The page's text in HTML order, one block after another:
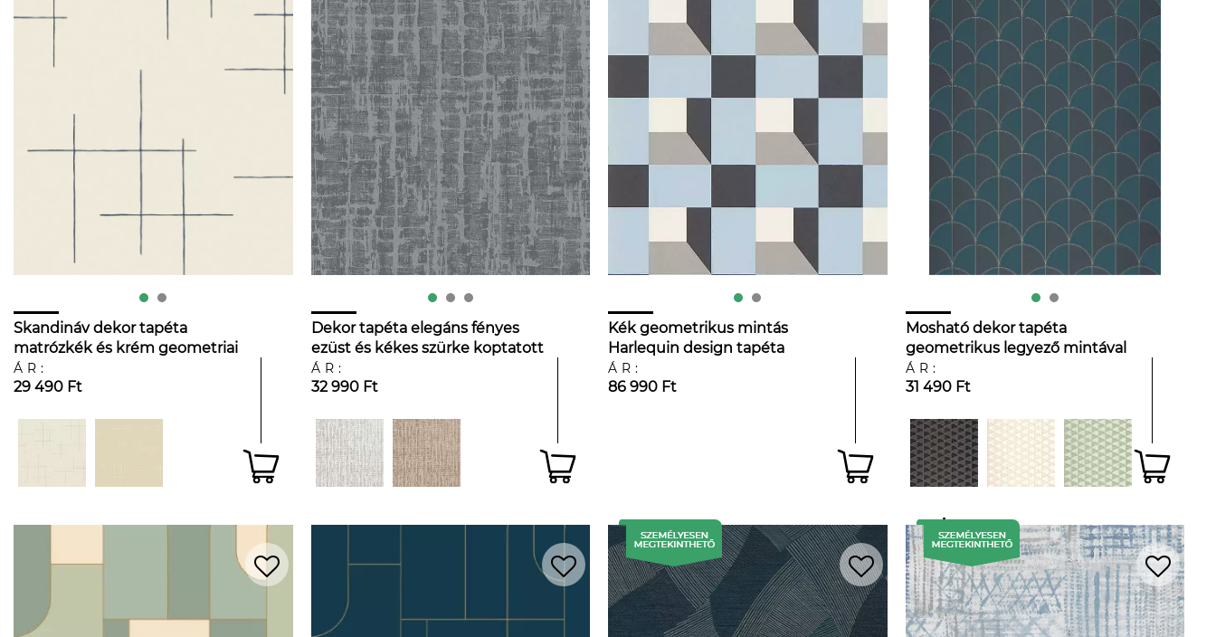
Skandináv dekor tapéta
matrózkék és krém geometriai
mintával
ÁR:
29 490 Ft
Dekor tapéta elegáns fényes
ezüst és kékes szürke koptatott
téglalap mintával
ÁR:
32 990 Ft
Kék geometrikus mintás
Harlequin design tapéta
ÁR:
86 990 Ft
Mosható dekor tapéta
geometrikus legyező mintával
metálos arany kék és szürke
színben
ÁR:
31 490 Ft